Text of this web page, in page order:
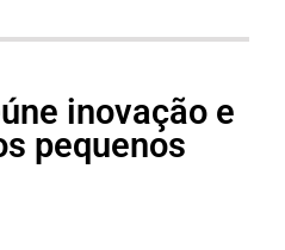
inovação e
pequenos